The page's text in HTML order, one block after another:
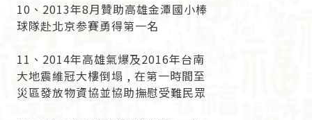
10、2013年8月贊助高雄金潭國小棒
球隊赴北京参賽勇得第一名
11、2014年高雄氣爆及2016年台南
大地震維冠大樓倒塌 , 在第一時間至
災區發放物資協並協助撫慰受難民眾